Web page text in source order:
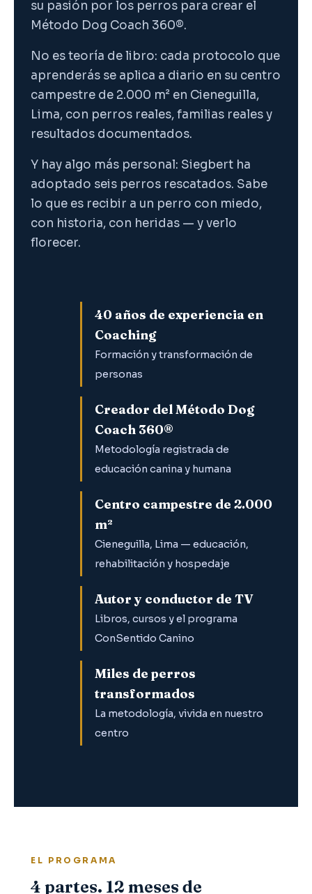
su pasión por los perros para crear el
Método Dog Coach 360®.
No es teoría de libro: cada protocolo que
aprenderás se aplica a diario en su centro
campestre de 2.000 m² en Cieneguilla,
Lima, con perros reales, familias reales y
resultados documentados.
Y hay algo más personal: Siegbert ha
adoptado seis perros rescatados. Sabe
lo que es recibir a un perro con miedo,
con historia, con heridas — y verlo
florecer.
40 años de experiencia en
Coaching
Formación y transformación de
personas
Creador del Método Dog
Coach 360®
Metodología registrada de
educación canina y humana
Centro campestre de 2.000
m²
Cieneguilla, Lima — educación,
rehabilitación y hospedaje
Autor y conductor de TV
Libros, cursos y el programa
ConSentido Canino
Miles de perros
transformados
La metodología, vivida en nuestro
centro
EL PROGRAMA
4 partes. 12 meses de